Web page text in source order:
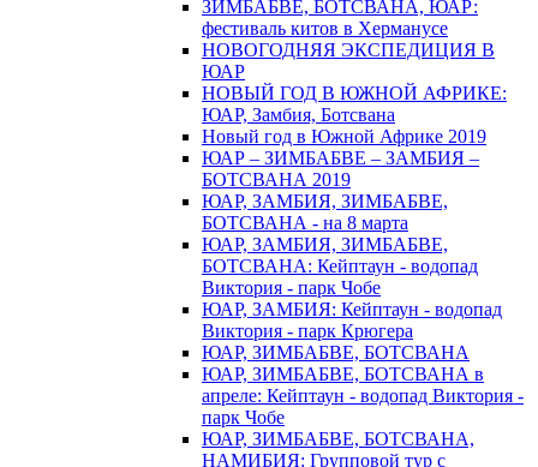
ЗИМБАБВЕ, БОТСВАНА, ЮАР:
фестиваль китов в Херманусе
НОВОГОДНЯЯ ЭКСПЕДИЦИЯ В
ЮАР
НОВЫЙ ГОД В ЮЖНОЙ АФРИКЕ:
ЮАР, Замбия, Ботсвана
Новый год в Южной Африке 2019
ЮАР – ЗИМБАБВЕ – ЗАМБИЯ –
БОТСВАНА 2019
ЮАР, ЗАМБИЯ, ЗИМБАБВЕ,
БОТСВАНА - на 8 марта
ЮАР, ЗАМБИЯ, ЗИМБАБВЕ,
БОТСВАНА: Кейптаун - водопад
Виктория - парк Чобе
ЮАР, ЗАМБИЯ: Кейптаун - водопад
Виктория - парк Крюгера
ЮАР, ЗИМБАБВЕ, БОТСВАНА
ЮАР, ЗИМБАБВЕ, БОТСВАНА в
апреле: Кейптаун - водопад Виктория -
парк Чобе
ЮАР, ЗИМБАБВЕ, БОТСВАНА,
НАМИБИЯ: Групповой тур с